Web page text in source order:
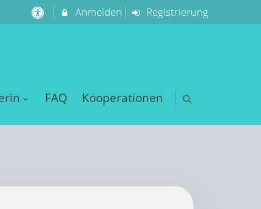
Anmelden Registrierung
FAQ Kooperationen